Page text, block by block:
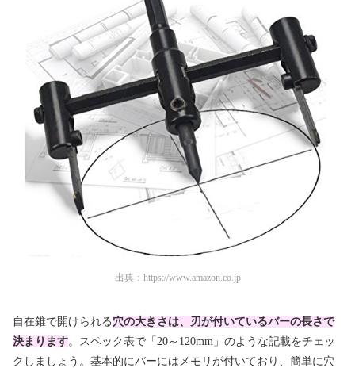
出典： https://www.amazon.co.jp
自在錐で開けられる 穴の大きさは、刃が付いているバーの長さで
決まります。スペック表で「20～120mm」のような記載をチェッ
クしましょう。基本的にバーにはメモリが付いており、簡単に穴